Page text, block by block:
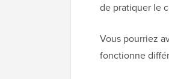
de pratiquer le
Vous pourriez
fonctionne